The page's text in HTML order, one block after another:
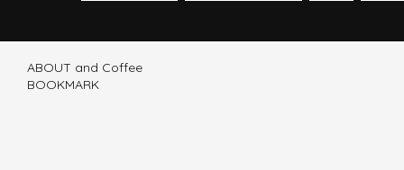
ABOUT and Coffee
BOOKMARK